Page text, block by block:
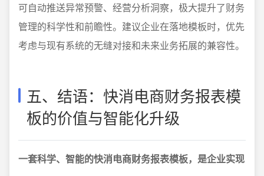
可自动推送异常预警、经营分析洞察，极大提升了财务
管理的科学性和前瞻性。建议企业在落地模板时，优先
考虑与现有系统的无缝对接和未来业务拓展的兼容性。
五、结语：快消电商财务报表模
板的价值与智能化升级
一套科学、智能的快消电商财务报表模板，是企业实现